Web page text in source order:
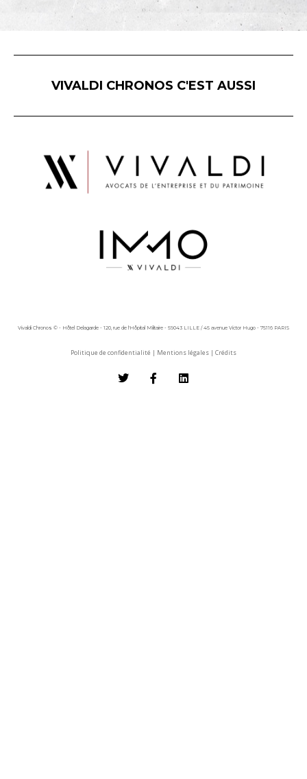
VIVALDI CHRONOS C'EST AUSSI
Vivaldi Chronos © - Hôtel Delagarde - 120, rue de l'Hôpital Militaire - 59043 LILLE / 45 avenue Victor Hugo - 75116 PARIS
Politique de confidentialité | Mentions légales | Crédits